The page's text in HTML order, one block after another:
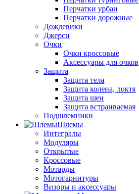
Перчатки урбан
Перчатки дорожные
Дождевики
Джерси
Очки
Очки кроссовые
Аксессуары для очков
Защита
Защита тела
Защита колена, локтя
Защита шеи
Защита встраиваемая
Подшлемники
Шлемы
Интегралы
Модуляры
Открытые
Кроссовые
Мотарды
Мотогарнитуры
Визоры и аксессуары